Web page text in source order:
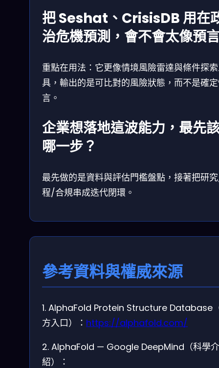
把 Seshat、CrisisDB 用在
治危機預測，會不會太像預
重點在用法：它更像情境風險雷達與條件探
具，輸出的是可比對的風險狀態，而不是確
言。
企業想落地這波能力，最先
哪一步？
最先做的是資料與評估門檻盤點，接著把研
程/合規串成迭代閉環。
參考資料與權威來源
1. AlphaFold Protein Structure Database
方入口）： https://alphafold.com/
2. AlphaFold — Google DeepMind（科學介
紹）：